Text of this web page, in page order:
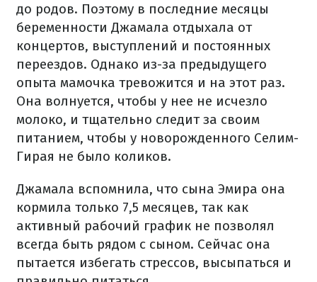
до родов. Поэтому в последние месяцы
беременности Джамала отдыхала от
концертов, выступлений и постоянных
переездов. Однако из-за предыдущего
опыта мамочка тревожится и на этот раз.
Она волнуется, чтобы у нее не исчезло
молоко, и тщательно следит за своим
питанием, чтобы у новорожденного Селим-
Гирая не было коликов.
Джамала вспомнила, что сына Эмира она
кормила только 7,5 месяцев, так как
активный рабочий график не позволял
всегда быть рядом с сыном. Сейчас она
пытается избегать стрессов, высыпаться и